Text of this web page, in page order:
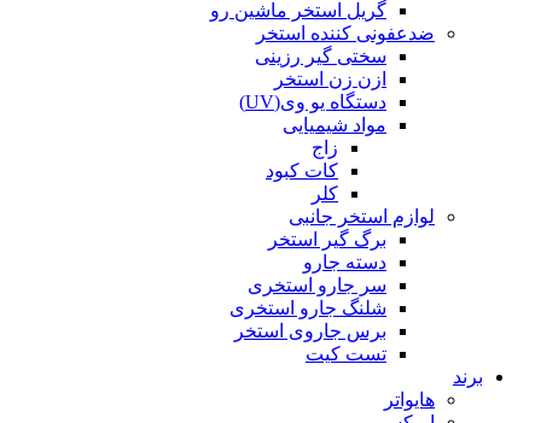
گریل استخر ماشین رو
ضدعفونی کننده استخر
سختی گیر رزینی
ازن زن استخر
دستگاه یو وی(UV)
مواد شیمیایی
زاج
کات کبود
کلر
لوازم استخر جانبی
برگ گیر استخر
دسته جارو
سر جارو استخری
شلنگ جارو استخری
برس جاروی استخر
تست کیت
برند
هایواتر